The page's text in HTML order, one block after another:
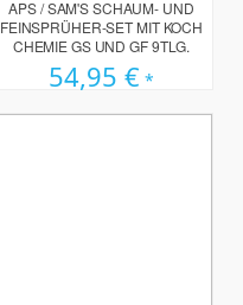
0%
APS / SAM'S SCHAUM- UND
FEINSPRÜHER-SET MIT KOCH
CHEMIE GS UND GF 9TLG.
54,95 €